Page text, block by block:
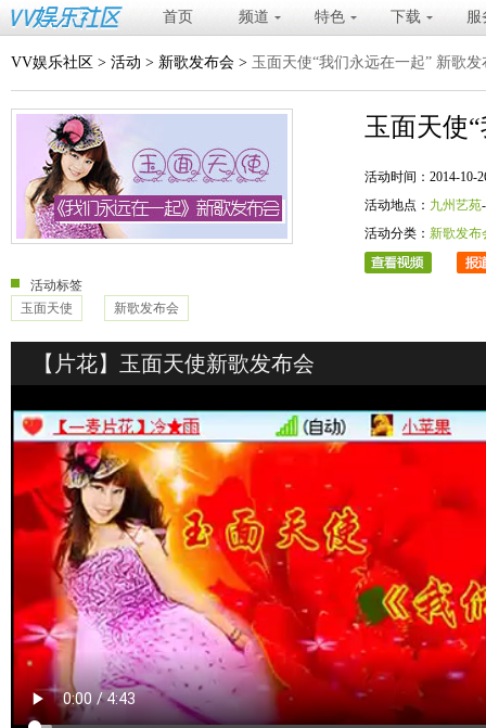
首页 频道 特色 下载 服
VV娱乐社区 > 活动 > 新歌发布会 > 玉面天使“我们永远在一起” 新歌发
玉面天使
活动时间：2014-10-
活动地点： 九州艺苑
活动分类： 新歌发布
活动标签
玉面天使
新歌发布会
【片花】玉面天使新歌发布会